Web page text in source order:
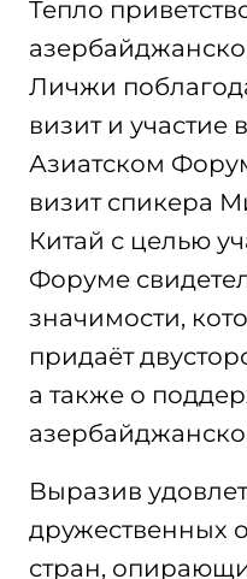
Тепло
Личжи
визит и участие
Азиатском
визит спикера
Китай с целью
Форуме
значимости,
придаёт
а также о
Выразив
дружественных
стран,